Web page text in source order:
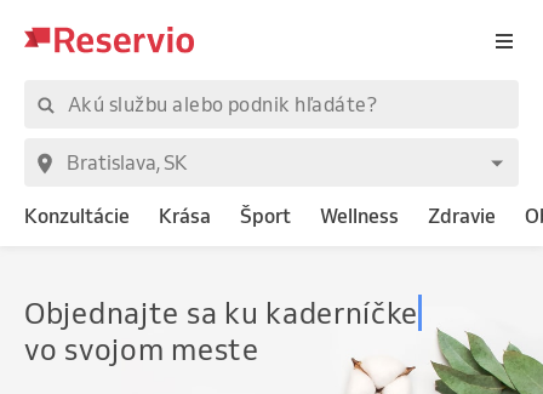
Konzultácie Krása Šport Wellness Zdravie
Objednajte sa ku kaderníčke
vo svojom meste